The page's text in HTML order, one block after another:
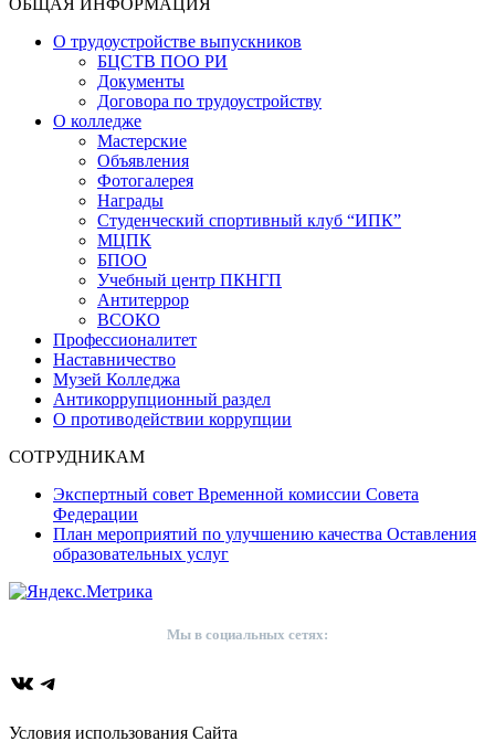
О трудоустройстве выпускников
БЦСТВ ПОО РИ
Документы
Договора по трудоустройству
О колледже
Мастерские
Объявления
Фотогалерея
Награды
Студенческий спортивный клуб “ИПК”
МЦПК
БПОО
Учебный центр ПКНГП
Антитеррор
ВСОКО
Профессионалитет
Наставничество
Музей Колледжа
Антикоррупционный раздел
О противодействии коррупции
СОТРУДНИКАМ
Экспертный совет Временной комиссии Совета
Федерации
План мероприятий по улучшению качества Оставления
образовательных услуг
Мы в социальных сетях:
ВКонтакте
Telegram
Условия использования Сайта